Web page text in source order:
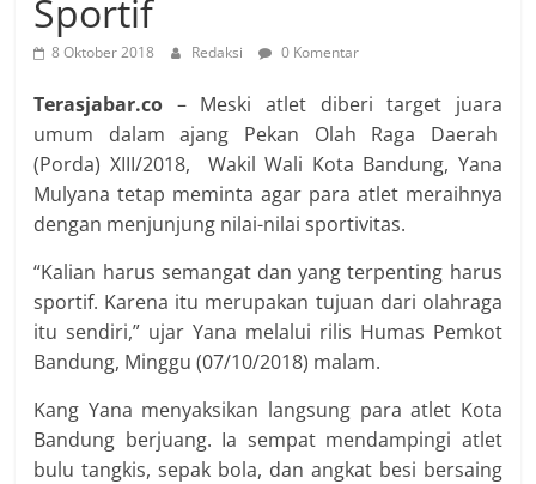
Sportif
8 Oktober 2018 Redaksi 0 Komentar
Terasjabar.co – Meski atlet diberi target juara
umum dalam ajang Pekan Olah Raga Daerah
(Porda) XIII/2018, Wakil Wali Kota Bandung, Yana
Mulyana tetap meminta agar para atlet meraihnya
dengan menjunjung nilai-nilai sportivitas.
“Kalian harus semangat dan yang terpenting harus
sportif. Karena itu merupakan tujuan dari olahraga
itu sendiri,” ujar Yana melalui rilis Humas Pemkot
Bandung, Minggu (07/10/2018) malam.
Kang Yana menyaksikan langsung para atlet Kota
Bandung berjuang. Ia sempat mendampingi atlet
bulu tangkis, sepak bola, dan angkat besi bersaing